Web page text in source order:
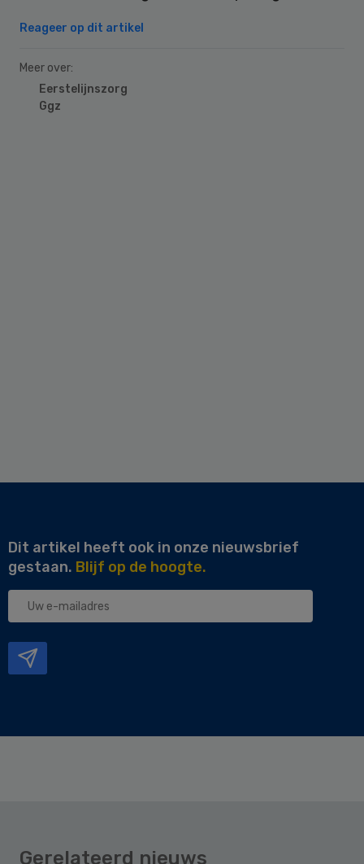
Reageer op dit artikel
Meer over:
Eerstelijnszorg
Ggz
Dit artikel heeft ook in onze nieuwsbrief
gestaan. Blijf op de hoogte.
Uw
Gerelateerd nieuws